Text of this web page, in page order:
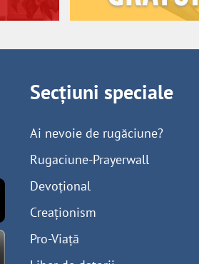
Secțiuni speciale
Ai nevoie de rugăciune?
Rugaciune-Prayerwall
Devoțional
Creaționism
Pro-Viață